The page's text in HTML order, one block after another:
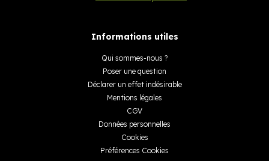
Informations utiles
Qui sommes-nous ?
Poser une question
Déclarer un effet indésirable
Mentions légales
CGV
Données personnelles
Cookies
Préférences Cookies